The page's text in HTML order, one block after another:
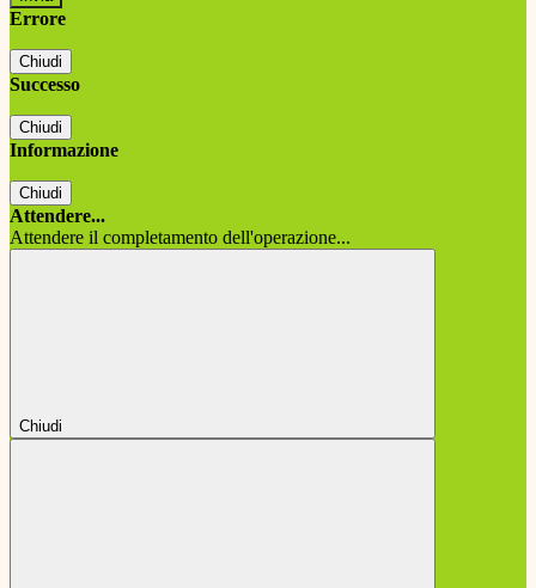
Errore
Chiudi
Successo
Chiudi
Informazione
Chiudi
Attendere...
Attendere il completamento dell'operazione...
Chiudi